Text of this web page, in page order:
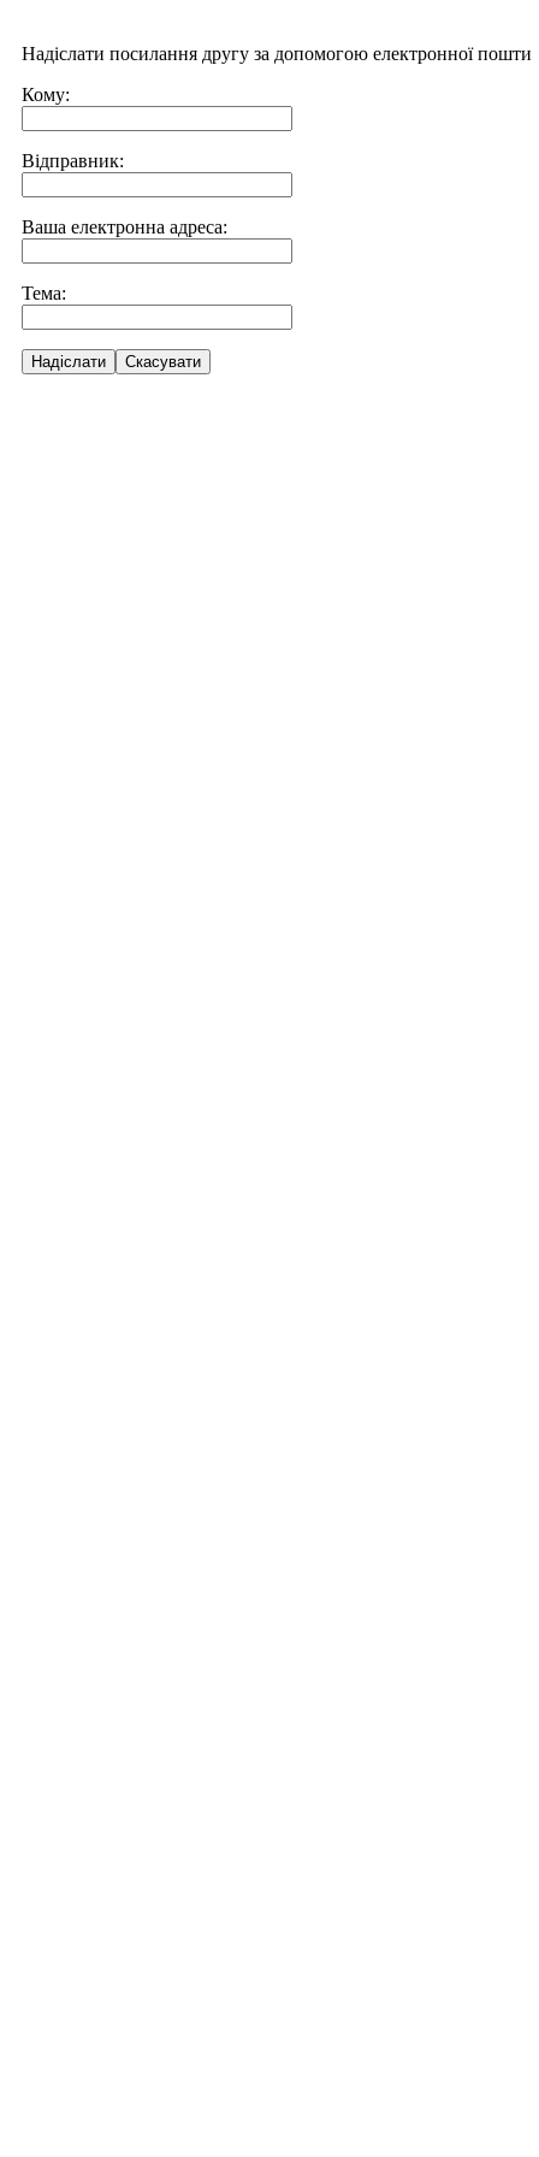
Надіслати посилання другу за допомогою електронної пошти
Кому:
Відправник:
Ваша електронна адреса:
Тема:
Надіслати Скасувати